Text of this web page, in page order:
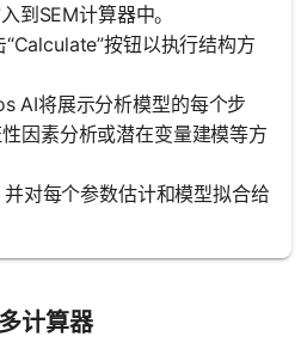
到SEM计算器中。
“Calculate”按钮以执行结构方
AI将展示分析模型的每个步
因素分析或潜在变量建模等方
对每个参数估计和模型拟合给
计算器